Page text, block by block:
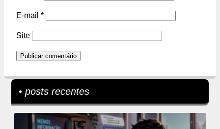
E-mail *
Site
• posts recentes